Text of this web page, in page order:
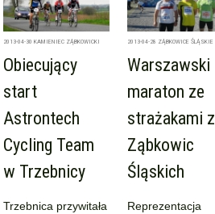
2013-04-30 KAMIENIEC ZĄBKOWICKI
Obiecujący
start
Astrontech
Cycling Team
w Trzebnicy
Trzebnica przywitała
2013-04-28 ZĄBKOWICE ŚLĄSKIE
Warszawski
maraton ze
strażakami z
Ząbkowic
Śląskich
Reprezentacja